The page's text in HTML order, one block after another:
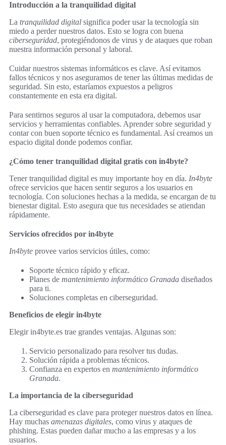
Introducción a la tranquilidad digital
La tranquilidad digital significa poder usar la tecnología sin
miedo a perder nuestros datos. Esto se logra con buena
ciberseguridad, protegiéndonos de virus y de ataques que roban
nuestra información personal y laboral.
Cuidar nuestros sistemas informáticos es clave. Así evitamos
fallos técnicos y nos aseguramos de tener las últimas medidas de
seguridad. Sin esto, estaríamos expuestos a peligros
constantemente en esta era digital.
Para sentirnos seguros al usar la computadora, debemos usar
servicios y herramientas confiables. Aprender sobre seguridad y
contar con buen soporte técnico es fundamental. Así creamos un
espacio digital donde podemos confiar.
¿Cómo tener tranquilidad digital gratis con in4byte?
Tener tranquilidad digital es muy importante hoy en día. In4byte
ofrece servicios que hacen sentir seguros a los usuarios en
tecnología. Con soluciones hechas a la medida, se encargan de tu
bienestar digital. Esto asegura que tus necesidades se atiendan
rápidamente.
Servicios ofrecidos por in4byte
In4byte provee varios servicios útiles, como:
Soporte técnico rápido y eficaz.
Planes de mantenimiento informático Granada diseñados
para ti.
Soluciones completas en ciberseguridad.
Beneficios de elegir in4byte
Elegir in4byte.es trae grandes ventajas. Algunas son:
Servicio personalizado para resolver tus dudas.
Solución rápida a problemas técnicos.
Confianza en expertos en mantenimiento informático
Granada.
La importancia de la ciberseguridad
La ciberseguridad es clave para proteger nuestros datos en línea.
Hay muchas amenazas digitales, como virus y ataques de
phishing. Estas pueden dañar mucho a las empresas y a los
usuarios.